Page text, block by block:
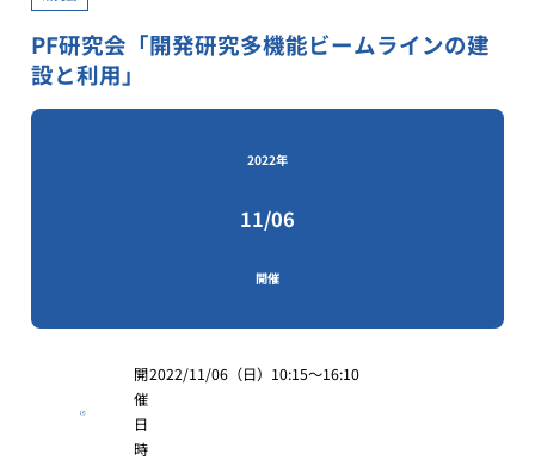
PF研究会「開発研究多機能ビームラインの建
設と利用」
2022年
11/06
開催
開
催
日
時
2022/11/06（日）10:15～16:10